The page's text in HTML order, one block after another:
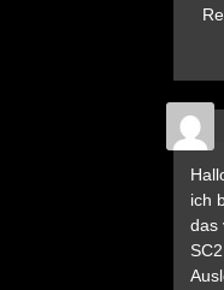
ich
das